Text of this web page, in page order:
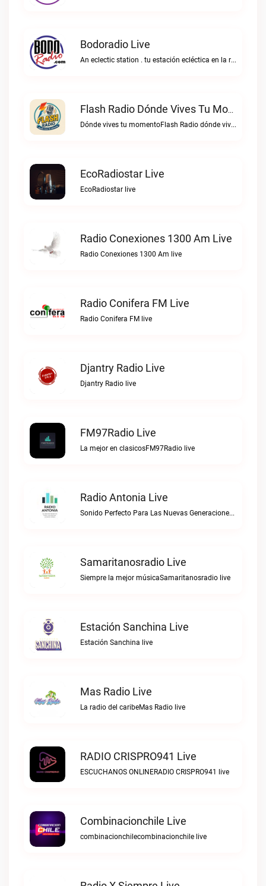
Bodoradio Live
An eclectic station . tu estación ecléctica en la red."Bodoradio live
Flash Radio Dónde Vives Tu Momento Live
Dónde vives tu momentoFlash Radio dónde vives tu momento live
EcoRadiostar Live
EcoRadiostar live
Radio Conexiones 1300 Am Live
Radio Conexiones 1300 Am live
Radio Conifera FM Live
Radio Conifera FM live
Djantry Radio Live
Djantry Radio live
FM97Radio Live
La mejor en clasicosFM97Radio live
Radio Antonia Live
Sonido Perfecto Para Las Nuevas GeneracionesRadio Antonia live
Samaritanosradio Live
Siempre la mejor músicaSamaritanosradio live
Estación Sanchina Live
Estación Sanchina live
Mas Radio Live
La radio del caribeMas Radio live
RADIO CRISPRO941 Live
ESCUCHANOS ONLINERADIO CRISPRO941 live
Combinacionchile Live
combinacionchilecombinacionchile live